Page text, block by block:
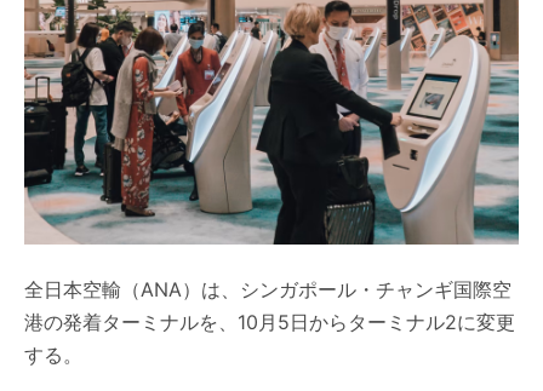
全日本空輸（ANA）は、シンガポール・チャンギ国際空
港の発着ターミナルを、10月5日からターミナル2に変更
する。